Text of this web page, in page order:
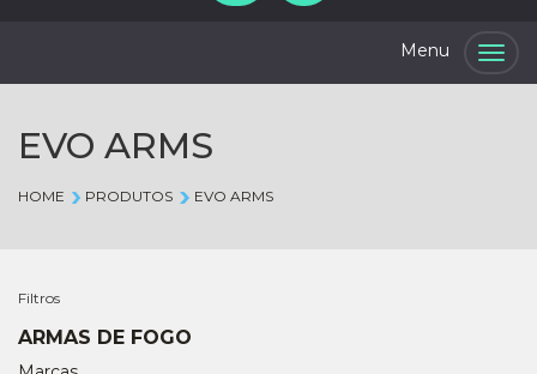
EVO ARMS
HOME PRODUTOS EVO ARMS
Filtros
ARMAS DE FOGO